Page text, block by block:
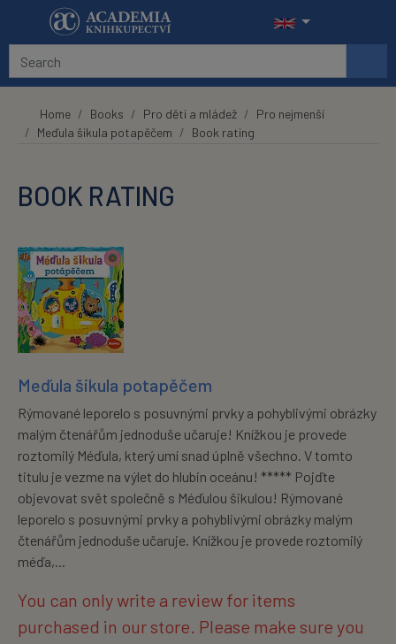
Skip to main content
Home Books Pro děti a mládež
Pro nejmenší
Meďula šikula potapěčem
Book rating
BOOK RATING
Meďula šikula potapěčem
Rýmované leporelo s posuvnými prvky a pohyblivými obrázky
malým čtenářům jednoduše učaruje! Knížkou je provede
roztomilý Méďula, který umí snad úplně všechno. V tomto
titulu je vezme na výlet do hlubin oceánu! ***** Pojďte
objevovat svět společně s Méďulou šikulou! Rýmované
leporelo s posuvnými prvky a pohyblivými obrázky malým
čtenářům jednoduše učaruje. Knížkou je provede roztomilý
méďa,...
You can only write a review for items
purchased in our store. Please make sure you